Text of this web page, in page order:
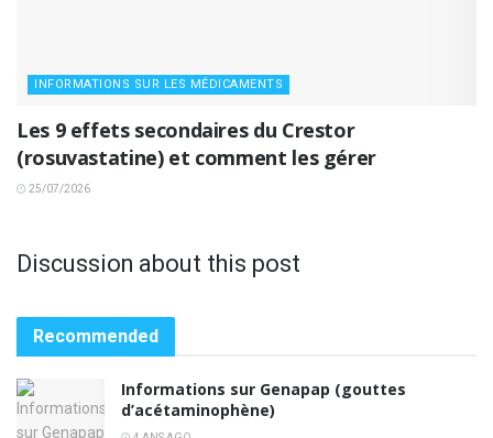
INFORMATIONS SUR LES MÉDICAMENTS
Les 9 effets secondaires du Crestor
(rosuvastatine) et comment les gérer
25/07/2026
Discussion about this post
Recommended
Informations sur Genapap (gouttes
d’acétaminophène)